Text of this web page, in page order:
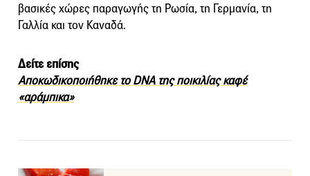
βασικές χώρες παραγωγής τη Ρωσία, τη Γερμανία, τη
Γαλλία και τον Καναδά.
Δείτε επίσης
Αποκωδικοποιήθηκε το DNA της ποικιλίας καφέ
«αράμπικα»